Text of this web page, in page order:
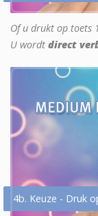
Of u drukt op toets
U wordt direct
4b. Keuze - Druk